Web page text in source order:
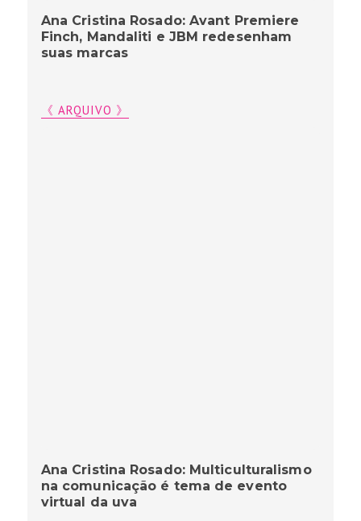
Ana Cristina Rosado: Avant Premiere
Finch, Mandaliti e JBM redesenham
suas marcas
《 ARQUIVO 》
Ana Cristina Rosado: Multiculturalismo
na comunicação é tema de evento
virtual da uva